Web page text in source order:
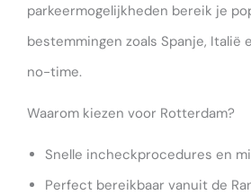
parkeermogelijkheden bereik je
bestemmingen zoals Spanje, Italië
no-time.
Waarom kiezen voor Rotterdam?
Snelle incheckprocedures en
Perfect bereikbaar vanuit de